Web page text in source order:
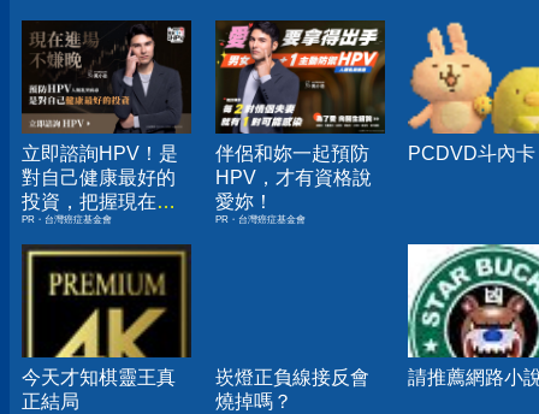
立即諮詢HPV！是
對自己健康最好的
投資，把握現在不
嫌晚！
PR・台灣癌症基金會
伴侶和妳一起預防
HPV，才有資格說
愛妳！
PR・台灣癌症基金會
PCDVD斗內卡
今天才知棋靈王真
正結局
崁燈正負線接反會
燒掉嗎？
請推薦網路小